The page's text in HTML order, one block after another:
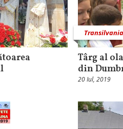
Transilvania
Târg al
din
20 Iul, 2019